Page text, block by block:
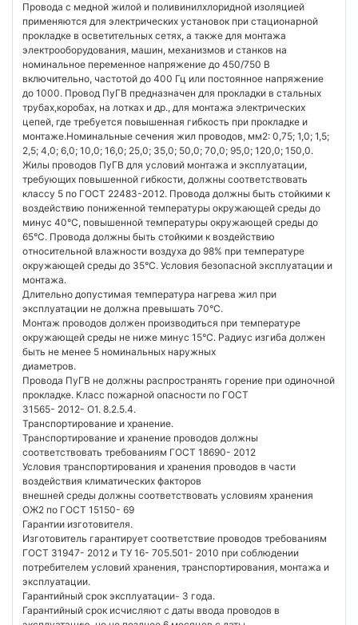
Провода с медной жилой и поливинилхлоридной изоляцией
применяются для электрических установок при стационарной
прокладке в осветительных сетях, а также для монтажа
электрооборудования, машин, механизмов и станков на
номинальное переменное напряжение до 450/750 В
включительно, частотой до 400 Гц или постоянное напряжение
до 1000. Провод ПуГВ предназначен для прокладки в стальных
трубах,коробах, на лотках и др., для монтажа электрических
цепей, где требуется повышенная гибкость при прокладке и
монтаже.Номинальные сечения жил проводов, мм2: 0,75; 1,0; 1,5;
2,5; 4,0; 6,0; 10,0; 16,0; 25,0; 35,0; 50,0; 70,0; 95,0; 120,0; 150,0.
Жилы проводов ПуГВ для условий монтажа и эксплуатации,
требующих повышенной гибкости, должны соответствовать
классу 5 по ГОСТ 22483-2012. Провода должны быть стойкими к
воздействию пониженной температуры окружающей среды до
минус 40°C, повышенной температуры окружающей среды до
65°C. Провода должны быть стойкими к воздействию
относительной влажности воздуха до 98% при температуре
окружающей среды до 35°C. Условия безопасной эксплуатации и
монтажа.
Длительно допустимая температура нагрева жил при
эксплуатации не должна превышать 70°C.
Монтаж проводов должен производиться при температуре
окружающей среды не ниже минус 15°C. Радиус изгиба должен
быть не менее 5 номинальных наружных
диаметров.
Провода ПуГВ не должны распространять горение при одиночной
прокладке. Класс пожарной опасности по ГОСТ
31565- 2012- О1. 8.2.5.4.
Транспортирование и хранение.
Транспортирование и хранение проводов должны
соответствовать требованиям ГОСТ 18690- 2012
Условия транспортирования и хранения проводов в части
воздействия климатических факторов
внешней среды должны соответствовать условиям хранения
ОЖ2 по ГОСТ 15150- 69
Гарантии изготовителя.
Изготовитель гарантирует соответствие проводов требованиям
ГОСТ 31947- 2012 и ТУ 16- 705.501- 2010 при соблюдении
потребителем условий хранения, транспортирования, монтажа и
эксплуатации.
Гарантийный срок эксплуатации- 3 года.
Гарантийный срок исчисляют с даты ввода проводов в